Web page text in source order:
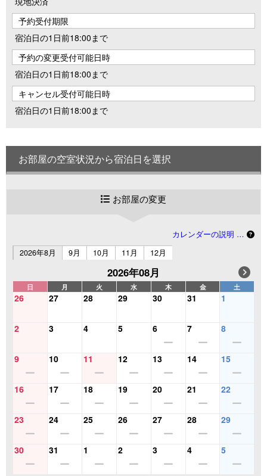
予約受付期限
宿泊日の1日前18:00まで
予約の変更受付可能日時
宿泊日の1日前18:00まで
キャンセル受付可能日時
宿泊日の1日前18:00まで
お部屋の空室状況から宿泊日を選択
お部屋の変更
カレンダーの説明 …
2026年8月
9月 10月 11月 12月
2026年08月
日 月 火 水 木 金 土
26 27 28 29 30 31 1
2 3 4 5 6 7 8
9 10 11 12 13 14 15
16 17 18 19 20 21 22
23 24 25 26 27 28 29
30 31 1 2 3 4 5